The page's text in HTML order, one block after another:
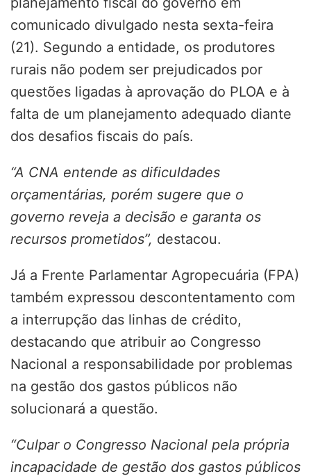
comunicado divulgado nesta sexta-feira
(21). Segundo a entidade, os produtores
rurais não podem ser prejudicados por
questões ligadas à aprovação do PLOA e à
falta de um planejamento adequado diante
dos desafios fiscais do país.
“A CNA entende as dificuldades
orçamentárias, porém sugere que o
governo reveja a decisão e garanta os
recursos prometidos”, destacou.
Já a Frente Parlamentar Agropecuária (FPA)
também expressou descontentamento com
a interrupção das linhas de crédito,
destacando que atribuir ao Congresso
Nacional a responsabilidade por problemas
na gestão dos gastos públicos não
solucionará a questão.
“Culpar o Congresso Nacional pela própria
incapacidade de gestão dos gastos públicos